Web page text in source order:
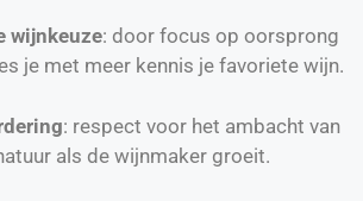
wijnkeuze: door focus op oorsprong
je met meer kennis je favoriete wijn.
: respect voor het ambacht van
als de wijnmaker groeit.